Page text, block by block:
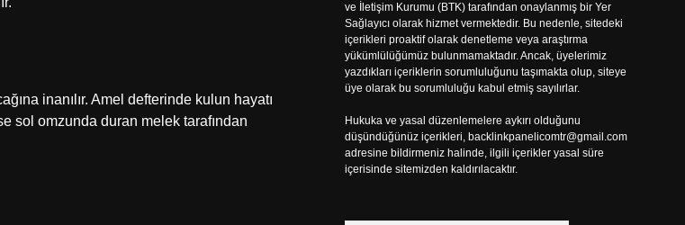
inanılır. Amel defterinde kulun hayatı
sol omzunda duran melek tarafından
ve İletişim Kurumu (BTK) tarafından onaylanmış bir Yer
Sağlayıcı olarak hizmet vermektedir. Bu nedenle, sitedeki
içerikleri proaktif olarak denetleme veya araştırma
yükümlülüğümüz bulunmamaktadır. Ancak, üyelerimiz
yazdıkları içeriklerin sorumluluğunu taşımakta olup, siteye
üye olarak bu sorumluluğu kabul etmiş sayılırlar.
Hukuka ve yasal düzenlemelere aykırı olduğunu
düşündüğünüz içerikleri, backlinkpanelicomtr@gmail.com
adresine bildirmeniz halinde, ilgili içerikler yasal süre
içerisinde sitemizden kaldırılacaktır.